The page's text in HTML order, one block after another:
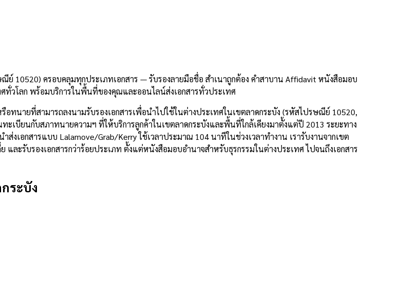
ย์ 10520) ครอบคลุมทุกประเภทเอกสาร — รับรองลายมือชื่อ สำเนาถูกต้อง คำสาบาน Affidavit หนังสือมอบ
ทั่วโลก พร้อมบริการในพื้นที่ของคุณและออนไลน์ส่งเอกสารทั่วประเทศ
ทนายที่สามารถลงนามรับรองเอกสารเพื่อนำไปใช้ในต่างประเทศในเขตลาดกระบัง (รหัสไปรษณีย์ 10520,
บียนกับสภาทนายความฯ ที่ให้บริการลูกค้าในเขตลาดกระบังและพื้นที่ใกล้เคียงมาตั้งแต่ปี 2013 ระยะทาง
งเอกสารแบบ Lalamove/Grab/Kerry ใช้เวลาประมาณ 104 นาทีในช่วงเวลาทำงาน เรารับงานจากเขต
ละรับรองเอกสารกว่าร้อยประเภท ตั้งแต่หนังสือมอบอำนาจสำหรับธุรกรรมในต่างประเทศ ไปจนถึงเอกสาร
ระบัง